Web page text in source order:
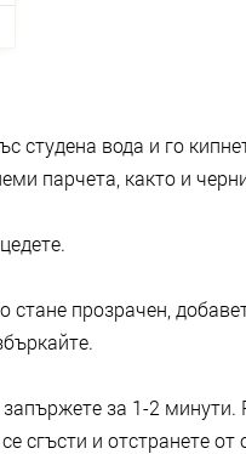
студена вода и го
парчета, както и
прозрачен,
за 1-2 минути.
сгъсти и отстранете от